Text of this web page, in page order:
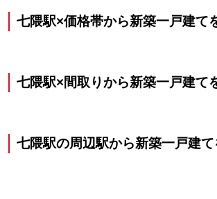
七隈駅×価格帯から新築一戸建て
七隈駅×間取りから新築一戸建て
七隈駅の周辺駅から新築一戸建